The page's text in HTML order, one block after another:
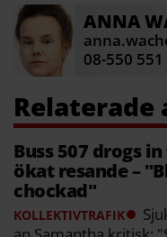
ANNA
08-550 551
Buss 507 drogs
ökat resande –
chockad"
KOLLEKTIVTRAFIK